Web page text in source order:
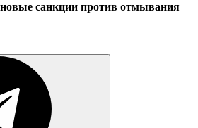
санкции против отмывания